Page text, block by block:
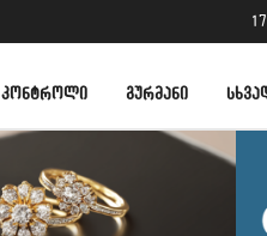
ᲙᲝᲜᲢᲠᲝᲚᲘ ᲒᲣᲠᲛᲐᲜᲘ